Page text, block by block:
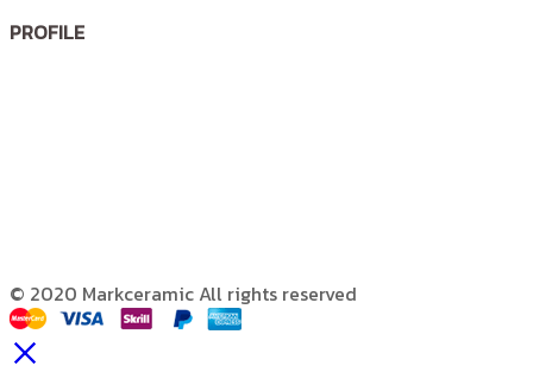
PROFILE
© 2020 Markceramic All rights reserved